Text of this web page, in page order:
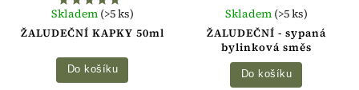
ŽALUDEČNÍ KAPKY 50ml
Skladem (>5 ks)
Do košíku
ŽALUDEČNÍ - sypaná
bylinková směs
Skladem (>5 ks)
Do košíku